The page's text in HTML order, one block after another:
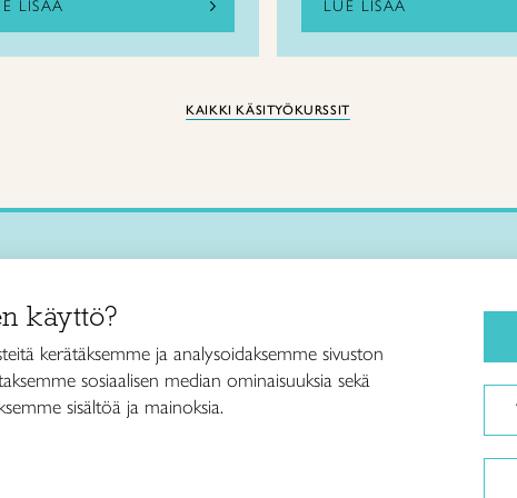
LISÄÄ LUE LISÄÄ
KAIKKI KÄSITYÖKURSSIT
ja taideteollisuusliitto Taito ry
61
Helsinki
040 7525 160
Käsityöohjeet
Me olemme Taito
käyttö?
kerätäksemme ja analysoidaksemme sivuston
sosiaalisen median ominaisuuksia sekä
sisältöä ja mainoksia.